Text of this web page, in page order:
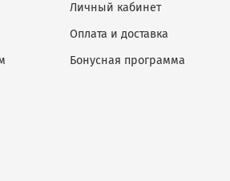
Личный кабинет
Оплата и доставка
Бонусная программа